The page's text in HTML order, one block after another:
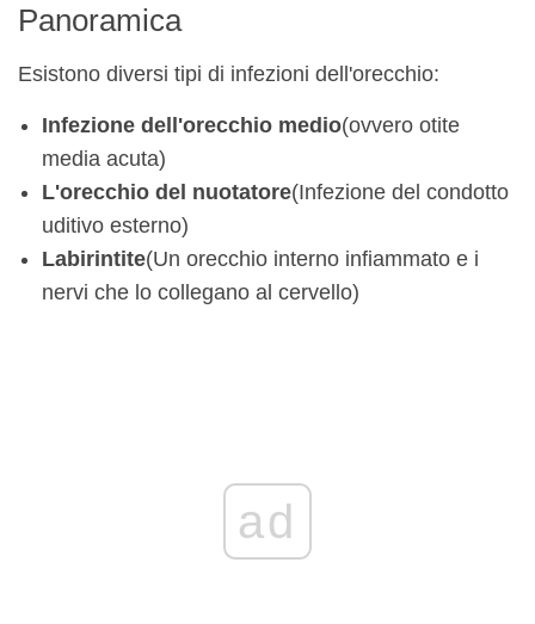
Panoramica
Esistono diversi tipi di infezioni dell'orecchio:
Infezione dell'orecchio medio(ovvero otite
media acuta)
L'orecchio del nuotatore(Infezione del condotto
uditivo esterno)
Labirintite(Un orecchio interno infiammato e i
nervi che lo collegano al cervello)
ad